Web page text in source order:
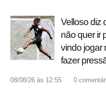
Velloso diz
não quer ir
vindo jogar
fazer
08/08/26 às 12:55 0